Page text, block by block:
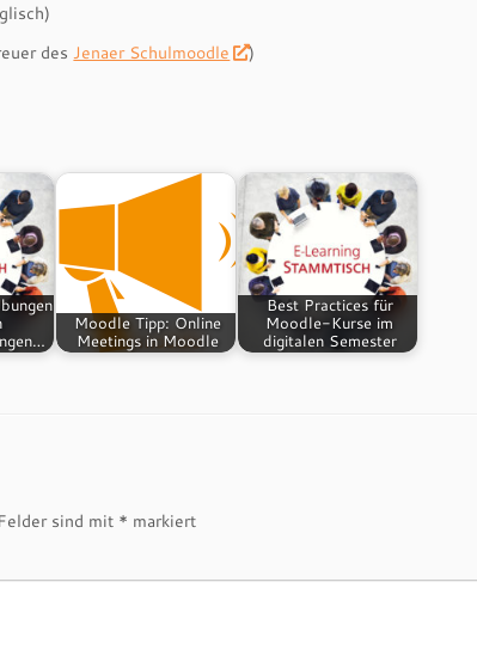
desJenaer Schulmoodle
)
Moodle Tipp: Online
Meetings in Moodle
Best Practices für
Moodle-Kurse im
digitalen Semester
sind mit * markiert